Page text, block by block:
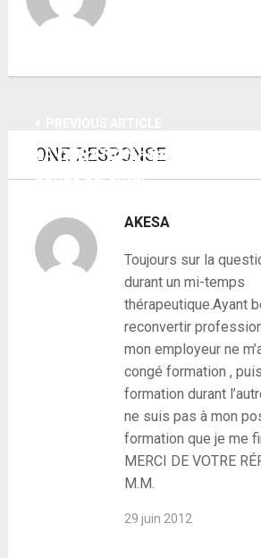
LA QUESTION - Reprendre le
congé parental
Vidéo - Changer de métier
ONE RESPONSE
AKESA
Toujours sur la
durant un mi-temps
thérapeutique.Ayant
reconvertir
mon employeur ne
congé formation ,
formation durant
ne suis pas à mon
formation que je me
MERCI DE VOTRE
M.M.
29 juin 2012